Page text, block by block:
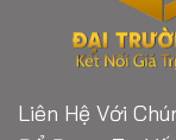
Liên Hệ Với